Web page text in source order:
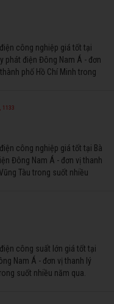
công nghiệp giá tốt tại
phát điện Đông Nam Á - đơn
phố Hồ Chí Minh trong
1133
công nghiệp giá tốt tại Bà
Đông Nam Á - đơn vị thanh
Tàu trong suốt nhiều
công suất lớn giá tốt tại
Nam Á - đơn vị thanh lý
suốt nhiều năm qua.